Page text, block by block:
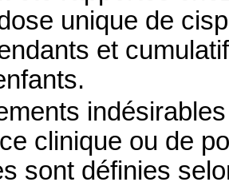
unique de
et
clinique ou de
sont définies